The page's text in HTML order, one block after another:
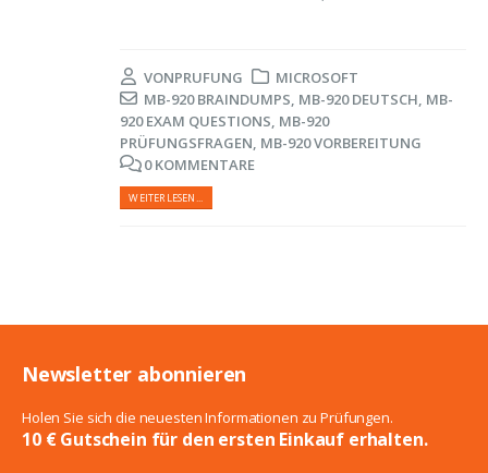
VONPRUFUNG
MICROSOFT
MB-920 BRAINDUMPS, MB-920 DEUTSCH, MB-
920 EXAM QUESTIONS, MB-920
PRÜFUNGSFRAGEN, MB-920 VORBEREITUNG
0 KOMMENTARE
WEITERLESEN...
Newsletter abonnieren
Holen Sie sich die neuesten Informationen zu Prüfungen.
10 € Gutschein für den ersten Einkauf erhalten.